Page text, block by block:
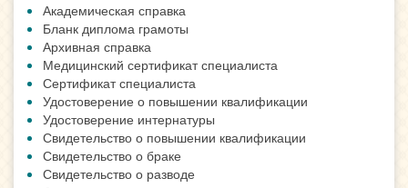
Академическая справка
Бланк диплома грамоты
Архивная справка
Медицинский сертификат специалиста
Сертификат специалиста
Удостоверение о повышении квалификации
Удостоверение интернатуры
Свидетельство о повышении квалификации
Свидетельство о браке
Свидетельство о разводе